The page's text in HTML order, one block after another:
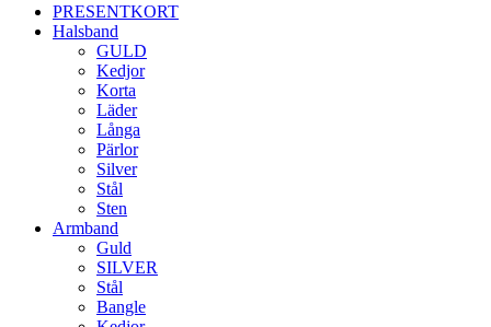
PRESENTKORT
Halsband
GULD
Kedjor
Korta
Läder
Långa
Pärlor
Silver
Stål
Sten
Armband
Guld
SILVER
Stål
Bangle